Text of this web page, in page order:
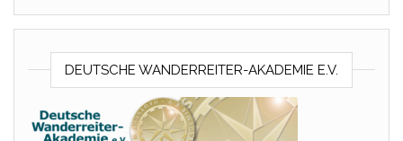
DEUTSCHE WANDERREITER-AKADEMIE E.V.